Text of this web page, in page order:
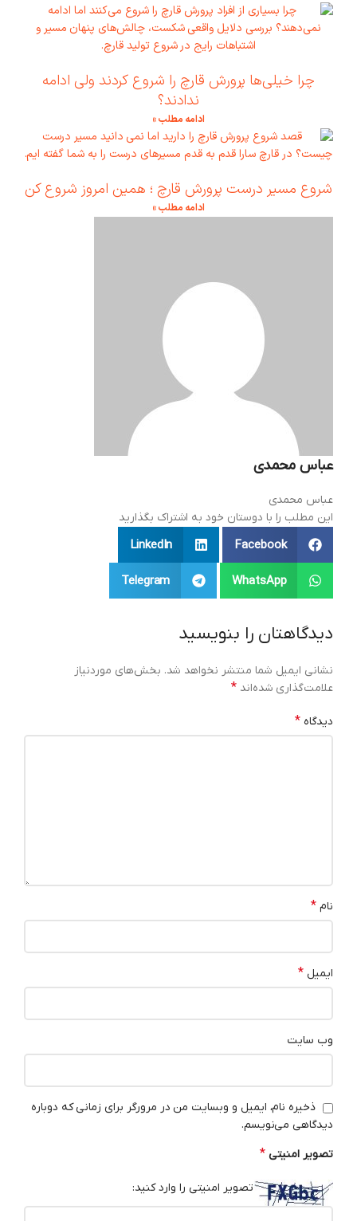
چرا خیلی‌ها پرورش قارچ را شروع کردند ولی ادامه
ندادند؟
ادامه مطلب »
شروع مسیر درست پرورش قارچ ؛ همین امروز شروع کن
ادامه مطلب »
عباس محمدی
عباس محمدی
این مطلب را با دوستان خود به اشتراک بگذارید
Facebook
LinkedIn
WhatsApp
Telegram
دیدگاهتان را بنویسید
نشانی ایمیل شما منتشر نخواهد شد. بخش‌های موردنیاز
علامت‌گذاری شده‌اند*
دیدگاه *
نام *
ایمیل *
وب‌ سایت
ذخیره نام، ایمیل و وبسایت من در مرورگر برای زمانی که دوباره
دیدگاهی می‌نویسم.
تصویر امنیتی*
تصویر امنیتی را وارد کنید: